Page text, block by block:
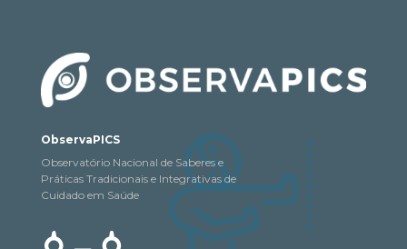
ObservaPICS
Observatório Nacional de Saberes e
Práticas Tradicionais e Integrativas de
Cuidado em Saúde